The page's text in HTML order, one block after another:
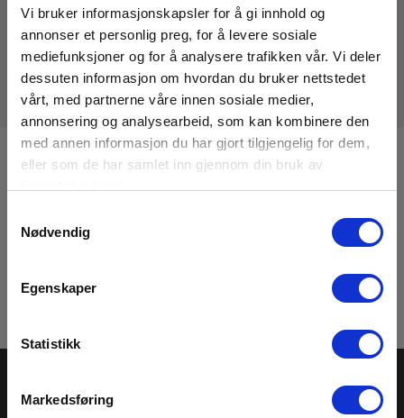
Vi bruker informasjonskapsler for å gi innhold og
annonser et personlig preg, for å levere sosiale
mediefunksjoner og for å analysere trafikken vår. Vi deler
dessuten informasjon om hvordan du bruker nettstedet
vårt, med partnerne våre innen sosiale medier,
annonsering og analysearbeid, som kan kombinere den
med annen informasjon du har gjort tilgjengelig for dem,
eller som de har samlet inn gjennom din bruk av
Nødvendig
Egenskaper
Statistikk
Markedsføring
Tekniske Data
Registrere deg for nyhetsbrev!
Hold deg oppdatert og få de gode tilbudene på mail
. Du kan når som helst avslutte